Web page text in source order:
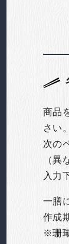
商品
さい。
次の
（
入力
一膳
作成
※珊